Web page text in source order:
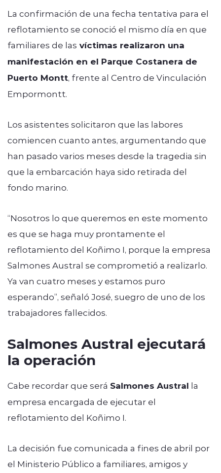
La confirmación de una fecha tentativa para el
reflotamiento se conoció el mismo día en que
familiares de las víctimas realizaron una
manifestación en el Parque Costanera de
Puerto Montt, frente al Centro de Vinculación
Empormontt.
Los asistentes solicitaron que las labores
comiencen cuanto antes, argumentando que
han pasado varios meses desde la tragedia sin
que la embarcación haya sido retirada del
fondo marino.
“Nosotros lo que queremos en este momento
es que se haga muy prontamente el
reflotamiento del Koñimo I, porque la empresa
Salmones Austral se comprometió a realizarlo.
Ya van cuatro meses y estamos puro
esperando”, señaló José, suegro de uno de los
trabajadores fallecidos.
Salmones Austral ejecutará
la operación
Cabe recordar que será Salmones Austral la
empresa encargada de ejecutar el
reflotamiento del Koñimo I.
La decisión fue comunicada a fines de abril por
el Ministerio Público a familiares, amigos y